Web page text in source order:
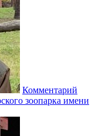
Комментарий
зоопарка имени